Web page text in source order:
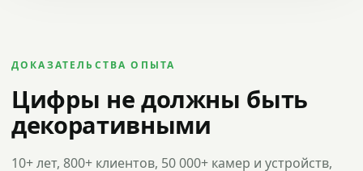
ДОКАЗАТЕЛЬСТВА ОПЫТА
Цифры не должны быть
декоративными
10+ лет, 800+ клиентов, 50 000+ камер и устройств,